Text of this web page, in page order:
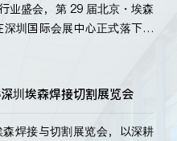
业盛会，第 29 届北京・埃森
圳国际会展中心正式落下帷
术。新老客户、行业伙伴、
…
圳埃森焊接切割展览会
焊接与切割展览会，以深耕